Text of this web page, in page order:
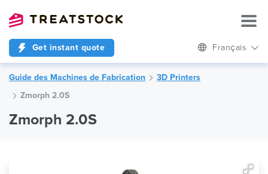
Get instant quote Français
Guide des Machines de Fabrication
3D Printers
Zmorph 2.0S
Zmorph 2.0S